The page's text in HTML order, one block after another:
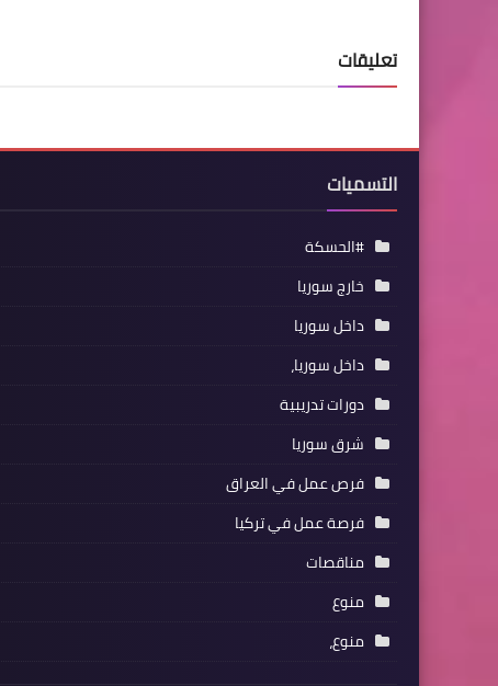
تعليقات
التسميات
#الحسكة
خارج سوريا
داخل سوريا
داخل سوريا،
دورات تدريبية
شرق سوريا
فرص عمل في العراق
فرصة عمل في تركيا
مناقصات
منوع
منوع،